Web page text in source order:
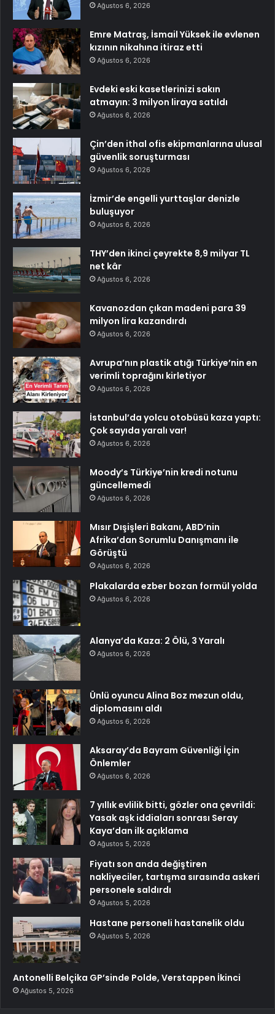
Ağustos 6, 2026
Emre Matraş, İsmail Yüksek ile evlenen
kızının nikahına itiraz etti
Ağustos 6, 2026
Evdeki eski kasetlerinizi sakın
atmayın: 3 milyon liraya satıldı
Ağustos 6, 2026
Çin’den ithal ofis ekipmanlarına ulusal
güvenlik soruşturması
Ağustos 6, 2026
İzmir’de engelli yurttaşlar denizle
buluşuyor
Ağustos 6, 2026
THY’den ikinci çeyrekte 8,9 milyar TL
net kâr
Ağustos 6, 2026
Kavanozdan çıkan madeni para 39
milyon lira kazandırdı
Ağustos 6, 2026
Avrupa’nın plastik atığı Türkiye’nin en
verimli toprağını kirletiyor
Ağustos 6, 2026
İstanbul’da yolcu otobüsü kaza yaptı:
Çok sayıda yaralı var!
Ağustos 6, 2026
Moody’s Türkiye’nin kredi notunu
güncellemedi
Ağustos 6, 2026
Mısır Dışişleri Bakanı, ABD’nin
Afrika’dan Sorumlu Danışmanı ile
Görüştü
Ağustos 6, 2026
Plakalarda ezber bozan formül yolda
Ağustos 6, 2026
Alanya’da Kaza: 2 Ölü, 3 Yaralı
Ağustos 6, 2026
Ünlü oyuncu Alina Boz mezun oldu,
diplomasını aldı
Ağustos 6, 2026
Aksaray’da Bayram Güvenliği İçin
Önlemler
Ağustos 6, 2026
7 yıllık evlilik bitti, gözler ona çevrildi:
Yasak aşk iddiaları sonrası Seray
Kaya’dan ilk açıklama
Ağustos 5, 2026
Fiyatı son anda değiştiren
nakliyeciler, tartışma sırasında askeri
personele saldırdı
Ağustos 5, 2026
Hastane personeli hastanelik oldu
Ağustos 5, 2026
Antonelli Belçika GP’sinde Polde, Verstappen İkinci
Ağustos 5, 2026